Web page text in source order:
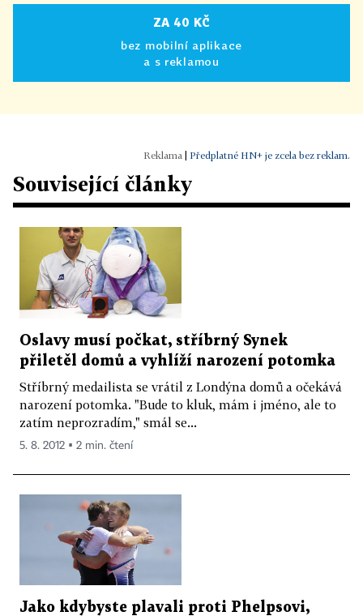
ZA 40 KČ
bez mobilní aplikace
a s reklamou
Předplatné HN+ je zcela bez reklam.
Související články
Oslavy musí počkat, stříbrný Synek
přiletěl domů a vyhlíží narození potomka
Stříbrný medailista se vrátil z Londýna domů a očekává
narození potomka. "Bude to kluk, mám i jméno, ale to
zatím neprozradím," smál se...
5. 8. 2012 ▪ 2 min. čtení
Jako kdybyste plavali proti Phelpsovi,